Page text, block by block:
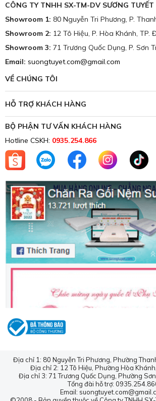
Quốc nhập CHQ-107- Ngoài ra còn rất
khác, mời quý khách hàng cùng ghé
tại cửa hàng của chúng tôi nhé!
📞Hotline: 0935.254.866
📍 Showroom1: 80 Nguyễn Tri
Thanh Khê, TP. Đà Nẵng
📍 Showroom2: 12 Tô Hiệu, phường
Đà Nẵng
📍 Showroom3: 71 Trương Quốc
Trà, TP. Đà Nẵng
🌐Website:suongtuyet.com
CÔNG TY TNHH SX-TM-DV SƯƠNG TUYẾT
Showroom 1: 80 Nguyễn Tri Phương, P.
Showroom 2: 12 Tô Hiệu, P. Hòa Khánh, TP.
Showroom 3: 71 Trương Quốc Dụng, P. Sơn
Email: suongtuyet.com@gmail.com
VỀ CHÚNG TÔI
HỖ TRỢ KHÁCH HÀNG
BỘ PHẬN TƯ VẤN KHÁCH HÀNG
Hotline CSKH: 0935.254.866
Địa chỉ 1: 80 Nguyễn Tri Phương, Phường
Địa chỉ 2: 12 Tô Hiệu, Phường Hòa
Địa chỉ 3: 71 Trương Quốc Dụng, Phường
Tổng đài hỗ trợ:
Email: